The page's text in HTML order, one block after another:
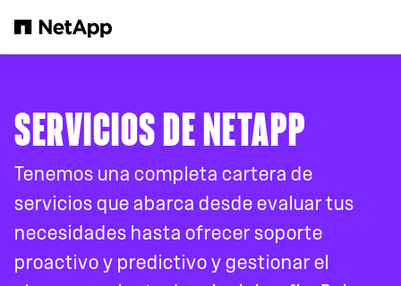
SERVICIOS DE NETAPP
Tenemos una completa cartera de
servicios que abarca desde evaluar tus
necesidades hasta ofrecer soporte
proactivo y predictivo y gestionar el